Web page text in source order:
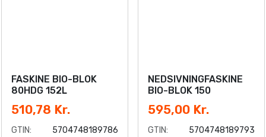
FASKINE BIO-BLOK
80HDG 152L
510,78 Kr.
GTIN:
5704748189786
NEDSIVNINGFASKINE
BIO-BLOK 150
595,00 Kr.
GTIN:
5704748189793